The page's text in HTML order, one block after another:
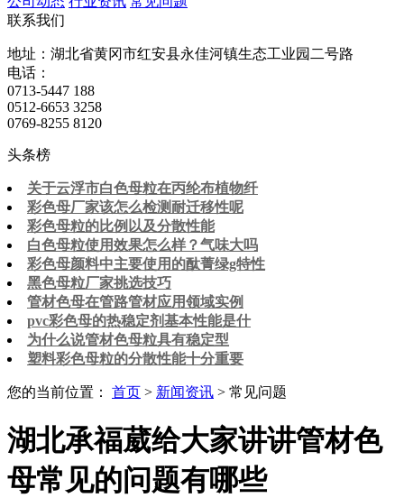
联系我们
地址：湖北省黄冈市红安县永佳河镇生态工业园二号路
电话：
0713-5447 188
0512-6653 3258
0769-8255 8120
头条榜
关于云浮市白色母粒​在丙纶布植物纤
彩色母厂家该怎么检测耐迁移性呢
彩色母粒的比例以及分散性能
白色母粒使用效果怎么样？气味大吗
彩色母颜料中主要使用的酞菁绿g特性
黑色母粒厂家挑选技巧
管材色母在管路管材应用领域实例
pvc彩色母的热稳定剂基本性能是什
为什么说管材色母粒具有稳定型
塑料彩色母粒的分散性能十分重要
您的当前位置： 首页 > 新闻资讯 > 常见问题
湖北承福葳给大家讲讲管材色
母常见的问题有哪些